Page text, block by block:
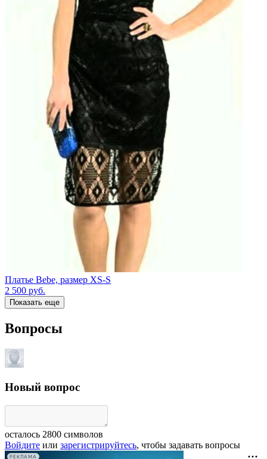
Платье Bebe, размер XS-S
2 500 руб.
Показать еще
Вопросы
Новый вопрос
осталось 2800 символов
Войдите или зарегистрируйтесь, чтобы задавать вопросы
РЕКЛАМА